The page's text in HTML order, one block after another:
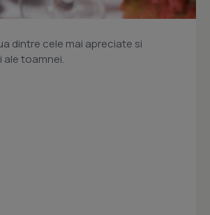
dintre cele mai apreciate si
toamnei.